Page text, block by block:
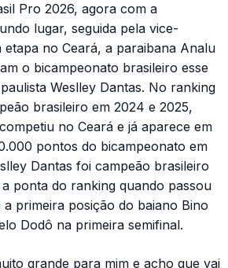
Pro 2026, agora com a
lugar, seguida pela vice-
etapa no Ceará, a paraibana Analu
o bicampeonato brasileiro esse
Weslley Dantas. No ranking
brasileiro em 2024 e 2025,
no Ceará e já aparece em
pontos do bicampeonato em
Dantas foi campeão brasileiro
ponta do ranking quando passou
primeira posição do baiano Bino
Dodô na primeira semifinal.
grande para mim e acho que vai